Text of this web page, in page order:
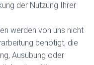
der Nutzung Ihrer
werden von uns nicht
benötigt, die
Ausübung oder